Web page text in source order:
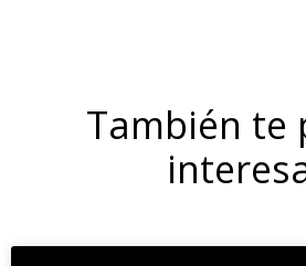
También te